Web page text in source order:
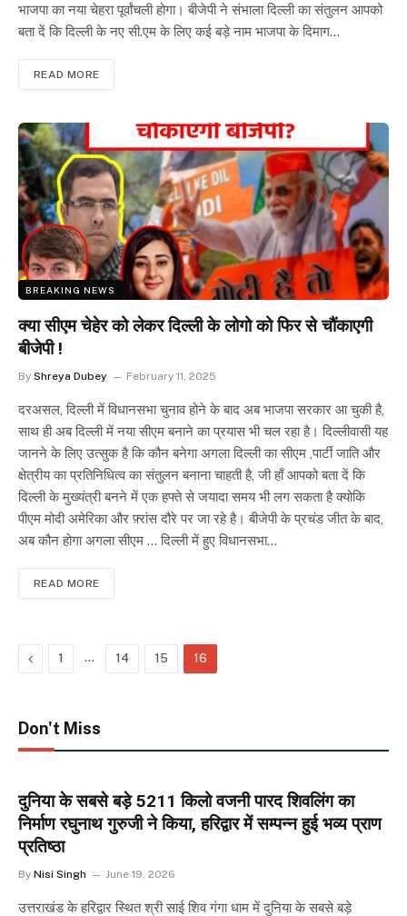
भाजपा का नया चेहरा पूर्वांचली होगा। बीजेपी ने संभाला दिल्ली का संतुलन आपको
बता दें कि दिल्ली के नए सी.एम के लिए कई बड़े नाम भाजपा के दिमाग…
READ MORE
BREAKING NEWS
क्या सीएम चेहेर को लेकर दिल्ली के लोगो को फिर से चौंकाएगी
बीजेपी !
By Shreya Dubey February 11, 2025
दरअसल, दिल्ली में विधानसभा चुनाव होने के बाद अब भाजपा सरकार आ चुकी है,
साथ ही अब दिल्ली में नया सीएम बनाने का प्रयास भी चल रहा है। दिल्लीवासी यह
जानने के लिए उत्सुक है कि कौन बनेगा अगला दिल्ली का सीएम ,पार्टी जाति और
क्षेत्रीय का प्रतिनिधित्व का संतुलन बनाना चाहती है, जी हाँ आपको बता दें कि
दिल्ली के मुख्यंत्री बनने में एक हफ्ते से जयादा समय भी लग सकता है क्योकि
पीएम मोदी अमेरिका और फ़्रांस दौरे पर जा रहे है। बीजेपी के प्रचंड जीत के बाद,
अब कौन होगा अगला सीएम … दिल्ली में हुए विधानसभा…
READ MORE
Previous
1 … 14 15 16
Don't Miss
दुनिया के सबसे बड़े 5211 किलो वजनी पारद शिवलिंग का
निर्माण रघुनाथ गुरुजी ने किया, हरिद्वार में सम्पन्न हुई भव्य प्राण
प्रतिष्ठा
By Nisi Singh June 19, 2026
उत्तराखंड के हरिद्वार स्थित श्री साई शिव गंगा धाम में दुनिया के सबसे बड़े